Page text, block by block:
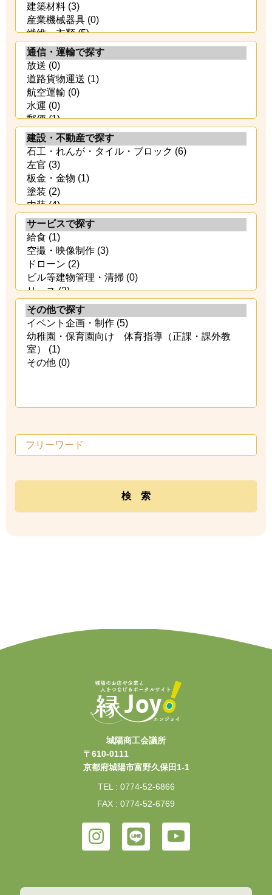
城陽商工会議所
〒610-0111
京都府城陽市富野久保田1-1
TEL : 0774-52-6866
FAX : 0774-52-6769